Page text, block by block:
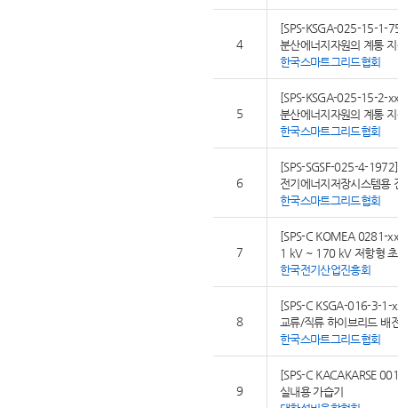
4
[SPS-KSGA-025-15-1-
분산에너지자원의 계통
한국스마트그리드협회
5
[SPS-KSGA-025-15-2-
분산에너지자원의 계통
한국스마트그리드협회
6
[SPS-SGSF-025-4-1972]
전기에너지저장시스템용
한국스마트그리드협회
7
[SPS-C KOMEA 0281-
1 kV ~ 170 kV 저항형
한국전기산업진흥회
8
[SPS-C KSGA-016-3-1-
교류/직류 하이브리드 배
한국스마트그리드협회
9
[SPS-C KACAKARSE
실내용 가습기